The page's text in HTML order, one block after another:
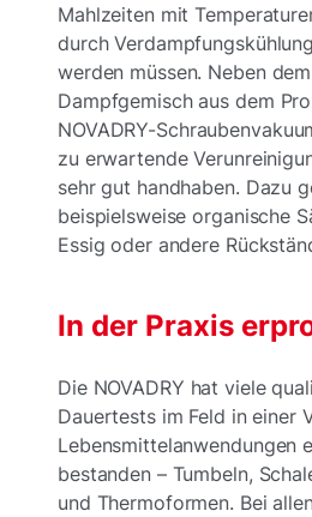
Mahlzeiten mit
durch
werden müssen. Neben
Dampfgemisch aus dem
NOVADRY-
zu erwartende
sehr gut handhaben. Dazu
beispielsweise organische
Essig oder andere
In der Praxis
Die NOVADRY hat viele
Dauertests im Feld in einer
Lebensmittelanwendungen
bestanden – Tumbeln,
und Thermoformen. Bei